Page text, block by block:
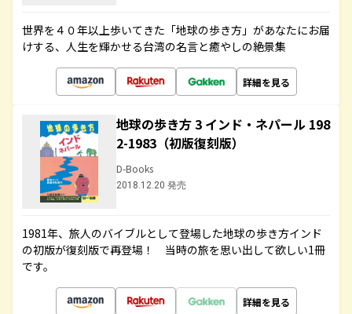
世界を４０年以上歩いてきた「地球の歩き方」があなたにお届
けする、人生を輝かせる台湾の名言と癒やしの絶景集
詳細を見る
地球の歩き方 3 インド・ネパール 198
2-1983（初版復刻版）
D-Books
2018.12.20 発売
1981年、旅人のバイブルとして登場した地球の歩き方インド
の初版が復刻版で再登場！ 当時の旅を思い出して欲しい1冊
です。
詳細を見る